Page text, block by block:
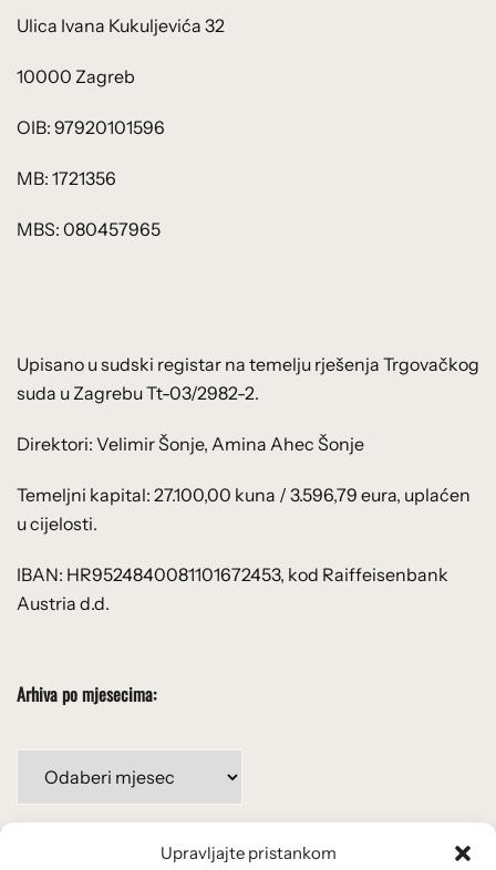
Upravljajte pristankom
Ulica Ivana Kukuljevića 32
10000 Zagreb
OIB: 97920101596
MB: 1721356
MBS: 080457965
Upisano u sudski registar na temelju rješenja Trgovačkog
suda u Zagrebu Tt-03/2982-2.
Direktori: Velimir Šonje, Amina Ahec Šonje
Temeljni kapital: 27.100,00 kuna / 3.596,79 eura, uplaćen
u cijelosti.
IBAN: HR9524840081101672453, kod Raiffeisenbank
Austria d.d.
Arhiva po mjesecima:
mjesecima: